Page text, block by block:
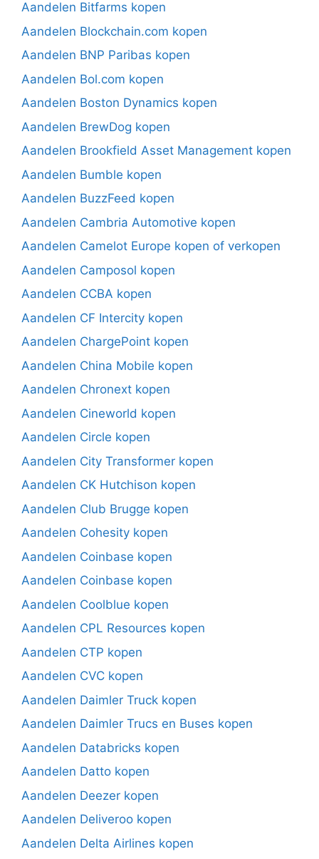
Aandelen Bitfarms kopen
Aandelen Blockchain.com kopen
Aandelen BNP Paribas kopen
Aandelen Bol.com kopen
Aandelen Boston Dynamics kopen
Aandelen BrewDog kopen
Aandelen Brookfield Asset Management kopen
Aandelen Bumble kopen
Aandelen BuzzFeed kopen
Aandelen Cambria Automotive kopen
Aandelen Camelot Europe kopen of verkopen
Aandelen Camposol kopen
Aandelen CCBA kopen
Aandelen CF Intercity kopen
Aandelen ChargePoint kopen
Aandelen China Mobile kopen
Aandelen Chronext kopen
Aandelen Cineworld kopen
Aandelen Circle kopen
Aandelen City Transformer kopen
Aandelen CK Hutchison kopen
Aandelen Club Brugge kopen
Aandelen Cohesity kopen
Aandelen Coinbase kopen
Aandelen Coinbase kopen
Aandelen Coolblue kopen
Aandelen CPL Resources kopen
Aandelen CTP kopen
Aandelen CVC kopen
Aandelen Daimler Truck kopen
Aandelen Daimler Trucs en Buses kopen
Aandelen Databricks kopen
Aandelen Datto kopen
Aandelen Deezer kopen
Aandelen Deliveroo kopen
Aandelen Delta Airlines kopen